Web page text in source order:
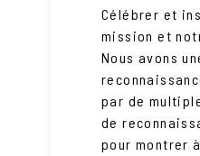
Célébrer et
mission et
Nous avons
par de
de
pour montrer